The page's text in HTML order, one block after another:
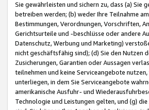
Sie gewährleisten und sichern zu, dass (a)
betreiben werden; (b) weder Ihre Teilnahme
Bestimmungen, Verordnungen, Vorschriften,
Gerichtsurteile und -beschlüsse oder andere
Datenschutz, Werbung und Marketing)
nicht geschäftsfähig sind); (d) Sie den Nutzen
Zusicherungen, Garantien oder Aussagen
teilnehmen und keine Serviceangebote
unterliegen, in dem Sie Serviceangebote
amerikanische Ausfuhr- und
Technologie und Leistungen gelten, und (g)